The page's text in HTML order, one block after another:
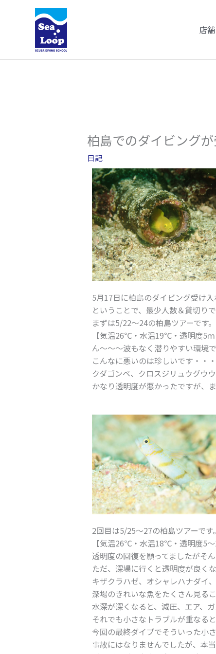
キ
店
柏島でのダイビング
日記
5月17日に柏島のダイビング受け入
ということで、最少人数＆貸切り
まずは5/22～24の柏島ツアーです。
【気温26℃・水温19℃・透明度5ｍ
ん～～～波もなく潜りやすい環境
こんなに悪いのは珍しいです・・
クダゴンベ、クロスジリュウグウ
かなり透明度が悪かったですが、
2回目は5/25～27の柏島ツアーです。
【気温26℃・水温18℃・透明度5～
透明度の回復を願ってましたがそ
ただ、深場に行くと透明度が良く
キザクラハゼ、オシャレハナダイ
深場のきれいな魚をたくさん見る
水深が深くなると、減圧、エア、
それでも小さなトラブルが重なる
今回の最終ダイブでそういった小
事故にはなりませんでしたが、本